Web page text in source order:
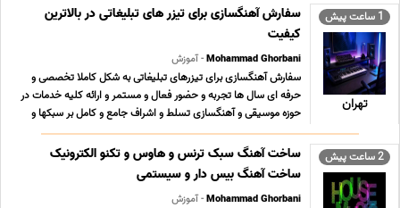
1 ساعت پیش
تهران
سفارش آهنگسازی برای تیزر های تبلیغاتی در بالاترین
کیفیت
Mohammad Ghorbani- آموزش
سفارش آهنگسازی برای تیزرهای تبلیغاتی به شکل کاملا تخصصی و
حرفه ای سال ها تجربه و حضور فعال و مستمر و ارائه کلیه خدمات در
حوزه موسیقی و آهنگسازی تسلط و اشراف جامع و کامل بر سبکها و
ژانرهای محبوب موسیقی ایرانی و جهانی به همراه نمونه کارهای قوی
سبکهای تخصصی مناسب آهنگسازی تیزرهای تب ... ...
2 ساعت پیش
ساخت آهنگ سبک ترنس و هاوس و تکنو الکترونیک
ساخت آهنگ بیس دار و سیستمی
Mohammad Ghorbani- آموزش